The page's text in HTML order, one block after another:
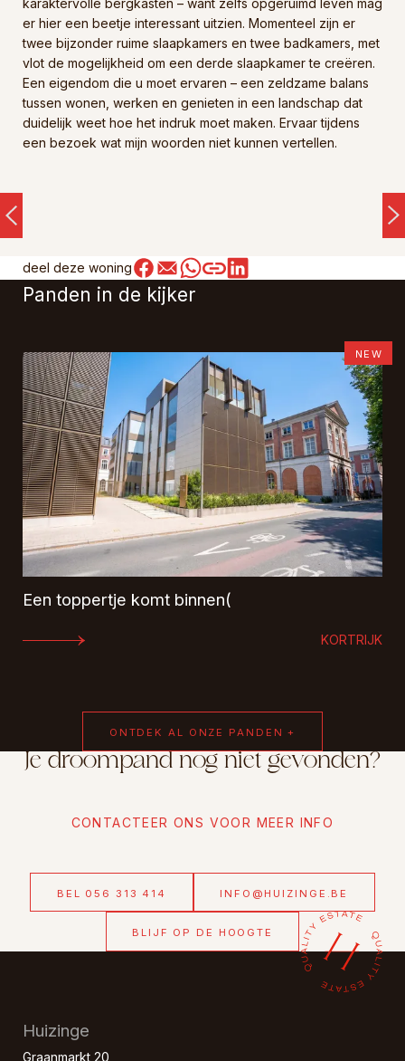
karaktervolle bergkasten – want zelfs opgeruimd leven mag
er hier een beetje interessant uitzien. Momenteel zijn er
twee bijzonder ruime slaapkamers en twee badkamers, met
vlot de mogelijkheid om een derde slaapkamer te creëren.
Een eigendom die u moet ervaren – een zeldzame balans
tussen wonen, werken en genieten in een landschap dat
duidelijk weet hoe het indruk moet maken. Ervaar tijdens
een bezoek wat mijn woorden niet kunnen vertellen.
deel deze woning
Panden in de kijker
NEW
Een toppertje komt binnen(
KORTRIJK
ONTDEK AL ONZE PANDEN +
Je droompand nog niet gevonden?
CONTACTEER ONS VOOR MEER INFO
BEL 056 313 414 INFO@HUIZINGE.BE
BLIJF OP DE HOOGTE
Huizinge
Graanmarkt 20